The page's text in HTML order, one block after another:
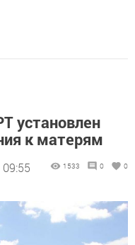
установлен
к матерям
1533 0 0